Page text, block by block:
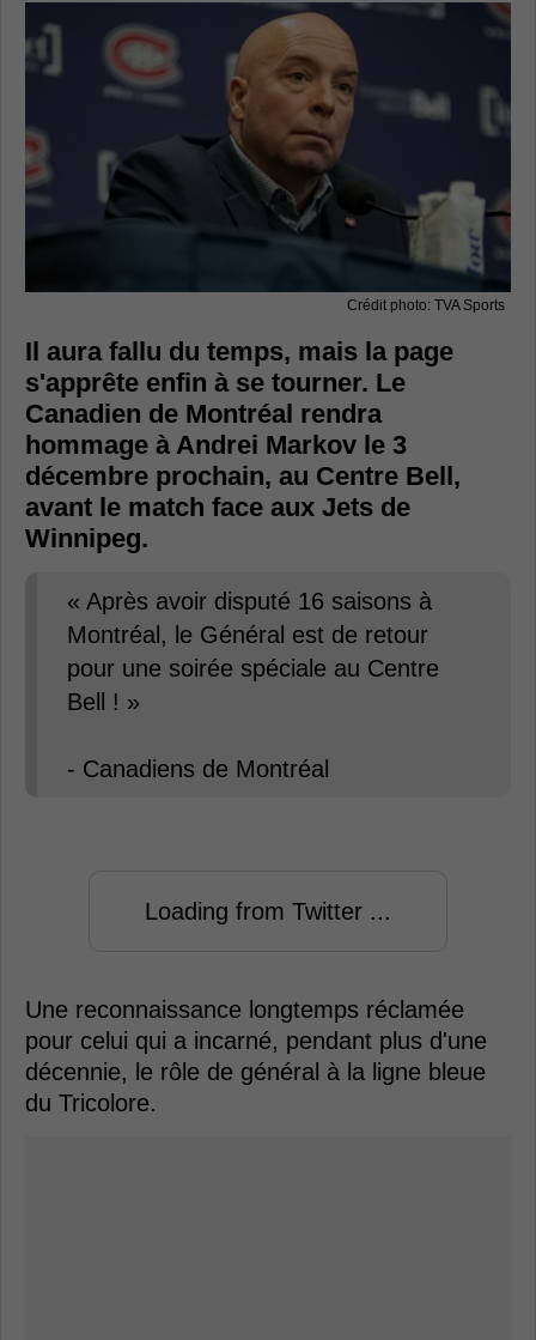
Crédit photo: TVA Sports
Il aura fallu du temps, mais la page
s'apprête enfin à se tourner. Le
Canadien de Montréal rendra
hommage à Andrei Markov le 3
décembre prochain, au Centre Bell,
avant le match face aux Jets de
Winnipeg.
« Après avoir disputé 16 saisons à
Montréal, le Général est de retour
pour une soirée spéciale au Centre
Bell ! »
- Canadiens de Montréal
Loading from Twitter ...
Une reconnaissance longtemps réclamée
pour celui qui a incarné, pendant plus d'une
décennie, le rôle de général à la ligne bleue
du Tricolore.